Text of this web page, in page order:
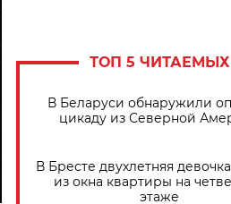
ТОП 5 ЧИТАЕМЫХ
В Беларуси обнаружили
цикаду из Северной
В Бресте двухлетняя
из окна квартиры на
этаже